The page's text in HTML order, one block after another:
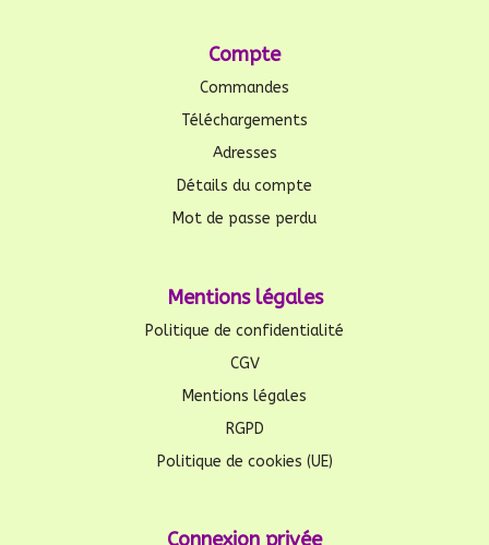
Compte
Commandes
Téléchargements
Adresses
Détails du compte
Mot de passe perdu
Mentions légales
Politique de confidentialité
CGV
Mentions légales
RGPD
Politique de cookies (UE)
Connexion privée